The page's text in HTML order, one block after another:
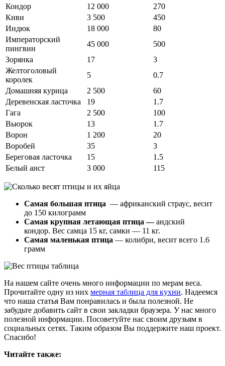
Кондор
12 000
270
Киви
3 500
450
Индюк
18 000
80
Императорский
пингвин
45 000
500
Зорянка
17
3
Желтоголовый
королек
5
0.7
Домашняя курица
2 500
60
Деревенская ласточка
19
1.7
Гага
2 500
100
Вьюрок
13
1.7
Ворон
1 200
20
Воробей
35
3
Береговая ласточка
15
1.5
Белый аист
3 000 115
Самая большая птица — африканский страус, весит
до 150 килограмм
Самая крупная летающая птица —андский
кондор. Вес самца 15 кг, самки — 11 кг.
Самая маленькая птица — колибри, весит всего 1.6
грамм
На нашем сайте очень много информации по мерам веса.
Прочитайте одну из них мерная таблица для кухни. Надеемся
что наша статья Вам понравилась и была полезной. Не
забудьте добавить сайт в свои закладки браузера. У нас много
полезной информации. Посоветуйте нас своим друзьям в
социальных сетях. Таким образом Вы поддержите наш проект.
Спасибо!
Читайте также: